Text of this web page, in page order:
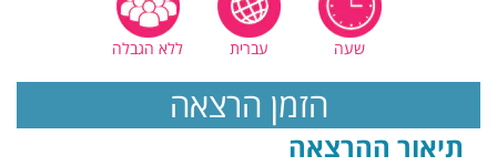
שעה עברית ללא הגבלה
הזמן הרצאה
תיאור ההרצאה